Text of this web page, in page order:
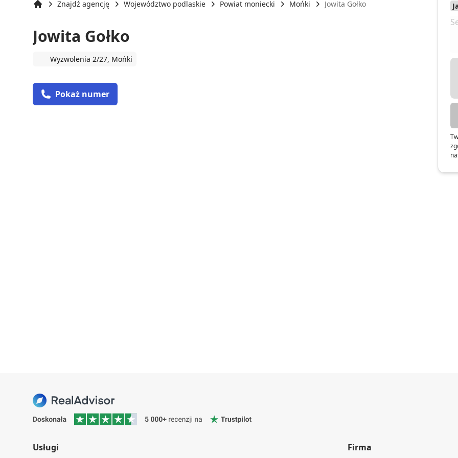
Znajdź agencję Województwo podlaskie Powiat moniecki Mońki Jowita Gołko
Jowita Gołko
Wyzwolenia 2/27, Mońki
Pokaż numer
Usługi Firma